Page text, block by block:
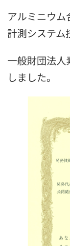
アルミニウム
計測システム
一般財団法人
しました。